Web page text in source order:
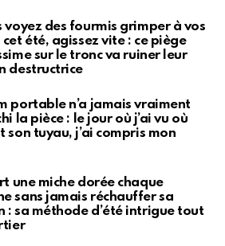
voyez des fourmis grimper à vos
été, agissez vite : ce piège
sur le tronc va ruiner leur
destructrice
portable n’a jamais vraiment
la pièce : le jour où j’ai vu où
son tuyau, j’ai compris mon
une miche dorée chaque
sans jamais réchauffer sa
: sa méthode d’été intrigue tout